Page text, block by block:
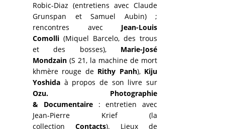
Robic-Diaz (entretiens avec Claude
Grunspan et Samuel Aubin) ;
rencontres avec Jean-Louis
Comolli (Miquel Barcelo, des trous
et des bosses), Marie-José
Mondzain (S 21, la machine de mort
khmère rouge de Rithy Panh), Kiju
Yoshida à propos de son livre sur
Ozu.
Photographie
& Documentaire: entretien avec
Jean-Pierre Krief (la
collectionContacts). Lieux de